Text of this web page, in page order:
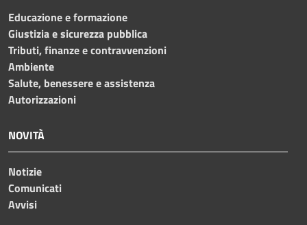
Educazione e formazione
Giustizia e sicurezza pubblica
Tributi, finanze e contravvenzioni
Ambiente
Salute, benessere e assistenza
Autorizzazioni
NOVITÀ
Notizie
Comunicati
Avvisi